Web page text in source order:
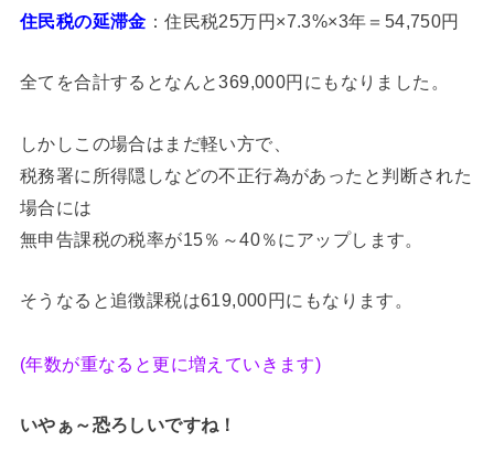
住民税の延滞金 ：住民税25万円×7.3%×3年＝54,750円
全てを合計するとなんと369,000円にもなりました。
しかしこの場合はまだ軽い方で、
税務署に所得隠しなどの不正行為があったと判断された
場合には
無申告課税の税率が15％～40％にアップします。
そうなると追徴課税は619,000円にもなります。
(年数が重なると更に増えていきます)
いやぁ～恐ろしいですね！